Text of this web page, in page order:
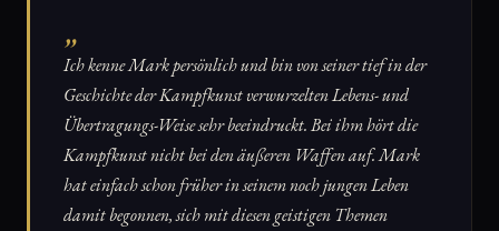
„
Ich kenne Mark persönlich und bin von seiner tief in der
Geschichte der Kampfkunst verwurzelten Lebens- und
Übertragungs-Weise sehr beeindruckt. Bei ihm hört die
Kampfkunst nicht bei den äußeren Waffen auf. Mark
hat einfach schon früher in seinem noch jungen Leben
damit begonnen, sich mit diesen geistigen Themen